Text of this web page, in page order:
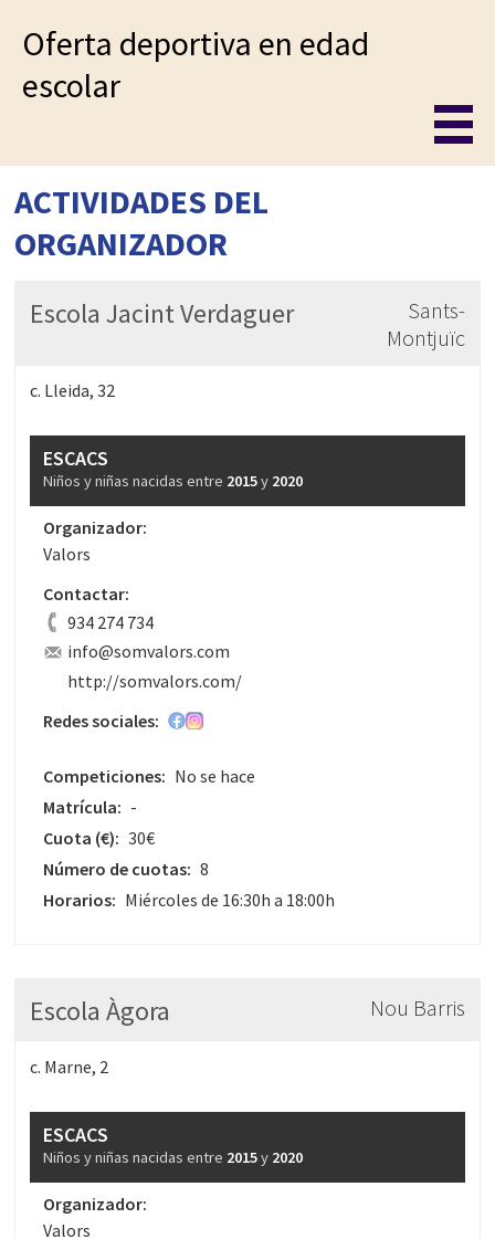
Oferta deportiva en edad
escolar
ACTIVIDADES DEL
ORGANIZADOR
Escola Jacint Verdaguer
Sants-
Montjuïc
c. Lleida, 32
ESCACS
Niños y niñas nacidas entre 2015y 2020
Organizador:
Valors
Contactar:
934 274 734
info@somvalors.com
http://somvalors.com/
Redes sociales:
Competiciones: No se hace
Matrícula: -
Cuota (€): 30€
Número de cuotas: 8
Horarios: Miércoles de 16:30h a 18:00h
Escola Àgora Nou Barris
c. Marne, 2
ESCACS
Niños y niñas nacidas entre 2015y 2020
Organizador:
Valors